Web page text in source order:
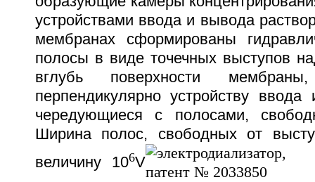
устройствами ввода и вывода
мембранах сформированы
полосы в виде точечных выступов
вглубь поверхности мембраны,
перпендикулярно устройству
чередующиеся с полосами,
Ширина полос, свободных от
величину 106V